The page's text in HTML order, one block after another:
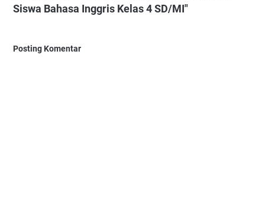
Siswa Bahasa Inggris Kelas 4 SD/MI"
Posting Komentar